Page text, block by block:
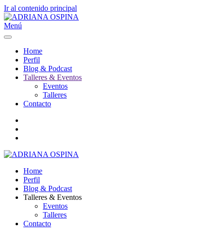
Ir al contenido principal
Menú
Home
Perfil
Blog & Podcast
Talleres & Eventos
Eventos
Talleres
Contacto
Home
Perfil
Blog & Podcast
Talleres & Eventos
Eventos
Talleres
Contacto